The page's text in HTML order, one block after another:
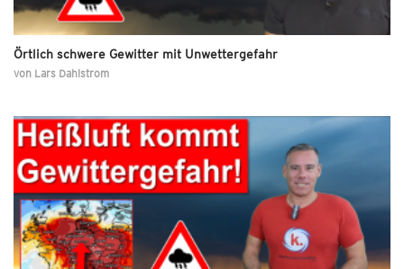
Örtlich schwere Gewitter mit Unwettergefahr
von Lars Dahlstrom